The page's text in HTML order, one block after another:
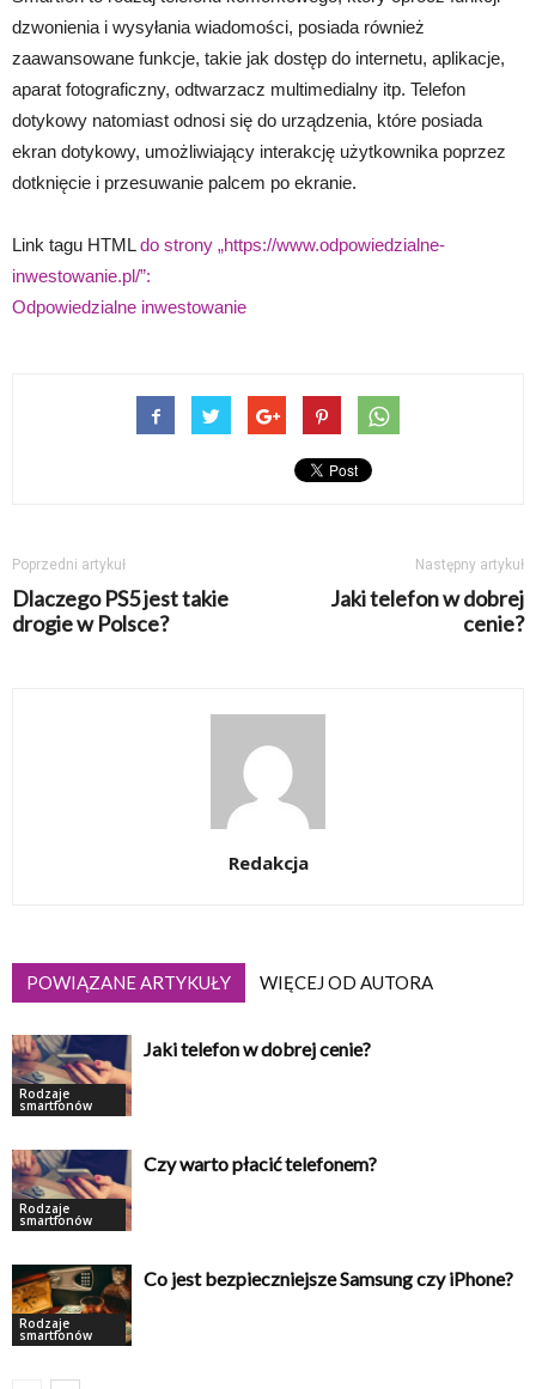
dzwonienia i wysyłania wiadomości, posiada również
zaawansowane funkcje, takie jak dostęp do internetu, aplikacje,
aparat fotograficzny, odtwarzacz multimedialny itp. Telefon
dotykowy natomiast odnosi się do urządzenia, które posiada
ekran dotykowy, umożliwiający interakcję użytkownika poprzez
dotknięcie i przesuwanie palcem po ekranie.
Link tagu HTMLdo strony „https://www.odpowiedzialne-
inwestowanie.pl/”:
Odpowiedzialne inwestowanie
Poprzedni artykuł
Dlaczego PS5 jest takie
drogie w Polsce?
Następny artykuł
Jaki telefon w dobrej
cenie?
Redakcja
POWIĄZANE ARTYKUŁY WIĘCEJ OD AUTORA
Rodzaje
smartfonów
Jaki telefon w dobrej cenie?
Rodzaje
smartfonów
Czy warto płacić telefonem?
Rodzaje
smartfonów
Co jest bezpieczniejsze Samsung czy iPhone?